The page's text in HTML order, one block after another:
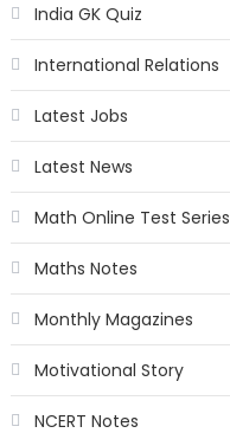
India GK Quiz
International Relations
Latest Jobs
Latest News
Math Online Test Series
Maths Notes
Monthly Magazines
Motivational Story
NCERT Notes